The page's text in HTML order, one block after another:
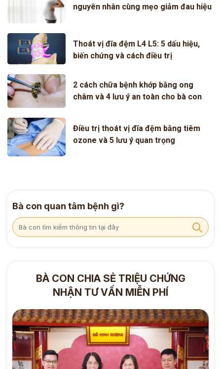
nguyên nhân cùng mẹo giảm đau hiệu
Thoát vị đĩa đệm L4 L5: 5 dấu hiệu,
biến chứng và cách điều trị
2 cách chữa bệnh khớp bằng ong
châm và 4 lưu ý an toàn cho bà con
Điều trị thoát vị đĩa đệm bằng tiêm
ozone và 5 lưu ý quan trọng
Bà con quan tâm bệnh gì?
BÀ CON CHIA SẺ TRIỆU CHỨNG
NHẬN TƯ VẤN MIỄN PHÍ